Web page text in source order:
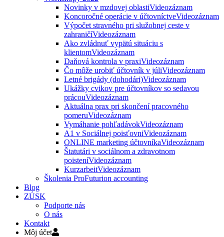
Novinky v mzdovej oblastiVideozáznam
Koncoročné operácie v účtovníctveVideozáznam
Výpočet stravného pri služobnej ceste v
zahraničíVideozáznam
Ako zvládnuť vypätú situáciu s
klientomVideozáznam
Daňová kontrola v praxiVideozáznam
Čo môže urobiť účtovník v júliVideozáznam
Letné brigády (dohodári)Videozáznam
Ukážky cvikov pre účtovníkov so sedavou
prácouVideozáznam
Aktuálna prax pri skončení pracovného
pomeruVideozáznam
Vymáhanie pohľadávokVideozáznam
A1 v Sociálnej poisťovniVideozáznam
ONLINE marketing účtovníkaVideozáznam
Štatutári v sociálnom a zdravotnom
poisteníVideozáznam
KurzarbeitVideozáznam
Školenia ProFuturion accounting
Blog
ZÚSK
Podporte nás
O nás
Kontakt
Môj účet